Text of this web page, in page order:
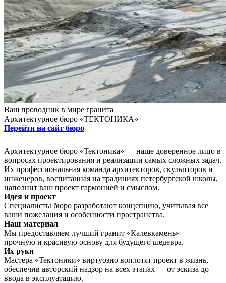
Ваш проводник в мире гранита
Архитектурное бюро «ТЕКТОНИКА»
Перейти на сайт бюро
Архитектурное бюро «Тектоника» — наше доверенное лицо в
вопросах проектирования и реализации самых сложных задач.
Их профессиональная команда архитекторов, скульпторов и
инженеров, воспитанная на традициях петербургской школы,
наполнит ваш проект гармонией и смыслом.
Идея и проект
Специалисты бюро разработают концепцию, учитывая все
ваши пожелания и особенности пространства.
Наш материал
Мы предоставляем лучший гранит «Калевкамень» —
прочную и красивую основу для будущего шедевра.
Их руки
Мастера «Тектоники» виртуозно воплотят проект в жизнь,
обеспечив авторский надзор на всех этапах — от эскиза до
ввода в эксплуатацию.